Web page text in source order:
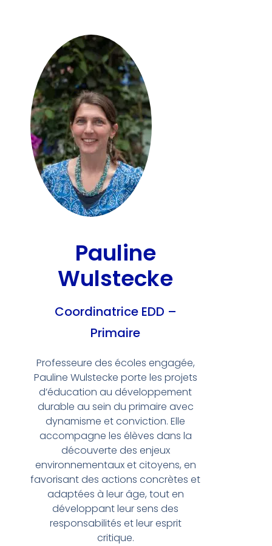
Pauline
Wulstecke
Coordinatrice EDD –
Primaire
Professeure des écoles engagée,
Pauline Wulstecke porte les projets
d’éducation au développement
durable au sein du primaire avec
dynamisme et conviction. Elle
accompagne les élèves dans la
découverte des enjeux
environnementaux et citoyens, en
favorisant des actions concrètes et
adaptées à leur âge, tout en
développant leur sens des
responsabilités et leur esprit
critique.